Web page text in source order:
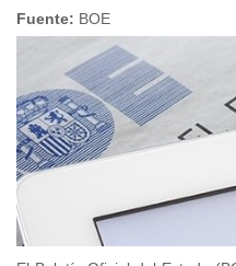
Fuente: BOE